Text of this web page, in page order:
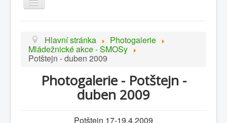
Přepnout
navigaci
Hlavní stránka Photogalerie
Mládežnické akce - SMOSy
Potštejn - duben 2009
Photogalerie - Potštejn -
duben 2009
Potštejn 17-19.4.2009